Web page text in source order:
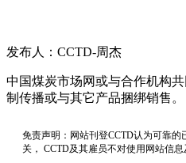
发布人：CCTD-周杰
中国煤炭市场网或与合作机构
制传播或与其它产品捆绑销售。
免责声明：网站刊登CCTD认为可靠
关， CCTD及其雇员不对使用网站信